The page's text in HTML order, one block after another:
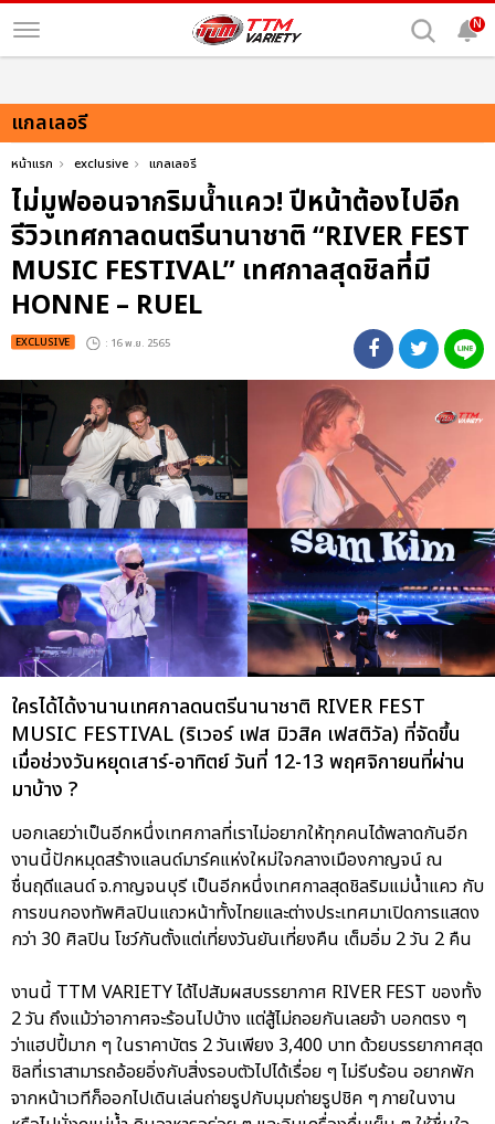
N
แกลเลอรี
หน้าแรก exclusive แกลเลอรี
ไม่มูฟออนจากริมน้ำแคว! ปีหน้าต้องไปอีก
รีวิวเทศกาลดนตรีนานาชาติ “RIVER FEST
MUSIC FESTIVAL” เทศกาลสุดชิลที่มี
HONNE – RUEL
EXCLUSIVE : 16 พ.ย. 2565
ใครได้ได้งานานเทศกาลดนตรีนานาชาติ RIVER FEST
MUSIC FESTIVAL (ริเวอร์ เฟส มิวสิค เฟสติวัล) ที่จัดขึ้น
เมื่อช่วงวันหยุดเสาร์-อาทิตย์ วันที่ 12-13 พฤศจิกายนที่ผ่าน
มาบ้าง ?
บอกเลยว่าเป็นอีกหนึ่งเทศกาลที่เราไม่อยากให้ทุกคนได้พลาดกันอีก
งานนี้ปักหมุดสร้างแลนด์มาร์คแห่งใหม่ใจกลางเมืองกาญจน์ ณ
ชื่นฤดีแลนด์ จ.กาญจนบุรี เป็นอีกหนึ่งเทศกาลสุดชิลริมแม่น้ำแคว กับ
การขนกองทัพศิลปินแถวหน้าทั้งไทยและต่างประเทศมาเปิดการแสดง
กว่า 30 ศิลปิน โชว์กันตั้งแต่เที่ยงวันยันเที่ยงคืน เต็มอิ่ม 2 วัน 2 คืน
งานนี้ TTM VARIETY ได้ไปสัมผสบรรยากาศ RIVER FEST ของทั้ง
2 วัน ถึงแม้ว่าอากาศจะร้อนไปบ้าง แต่สู้ไม่ถอยกันเลยจ้า บอกตรง ๆ
ว่าแฮปปี้มาก ๆ ในราคาบัตร 2 วันเพียง 3,400 บาท ด้วยบรรยากาศสุด
ชิลที่เราสามารถอ้อยอิ่งกับสิ่งรอบตัวไปได้เรื่อย ๆ ไม่รีบร้อน อยากพัก
จากหน้าเวทีก็ออกไปเดินเล่นถ่ายรูปกับมุมถ่ายรูปชิค ๆ ภายในงาน